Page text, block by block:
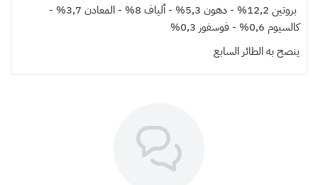
بروتين 12,2% - دهون 5,3% - ألياف 8% - المعادن 3,7% -
كالسيوم 0,6% - فوسفور 0,3%
ينصح بهالطائر السابع